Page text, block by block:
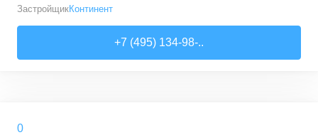
ЗастройщикКонтинент
+7 (495) 134-98-..
0